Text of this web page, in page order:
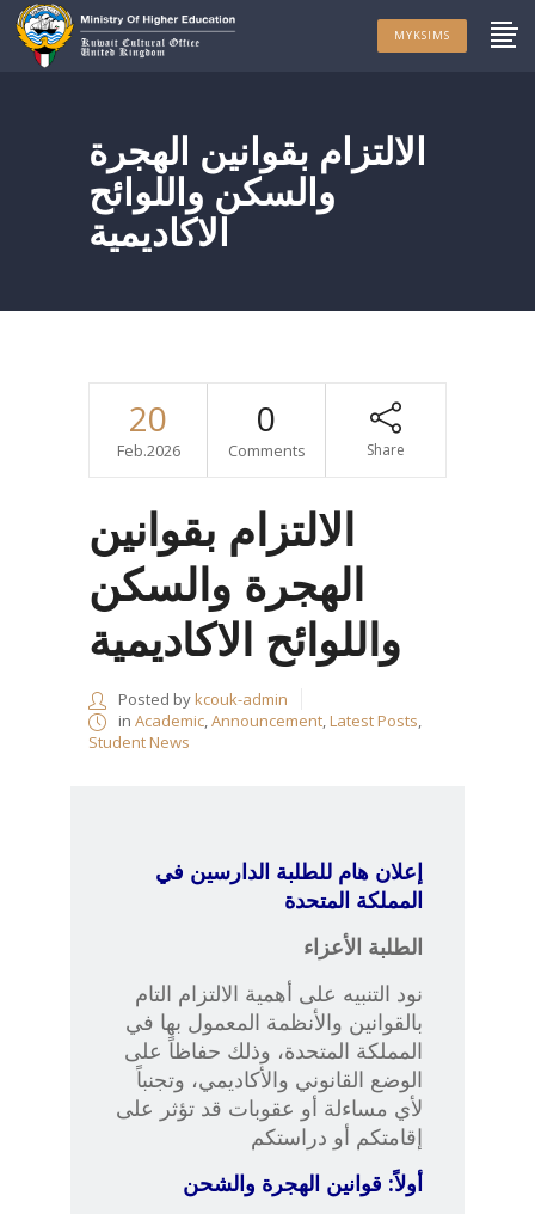
MYKSIMS
الالتزام بقوانين الهجرة
والسكن واللوائح
الاكاديمية
20
Feb.2026
0
Comments Share
الالتزام بقوانين
الهجرة والسكن
واللوائح الاكاديمية
Posted bykcouk-admin
in Academic,Announcement,Latest Posts,
Student News
إعلان هام للطلبة الدارسين في
المملكة المتحدة
الطلبة الأعزاء
نود التنبيه على أهمية الالتزام التام
بالقوانين والأنظمة المعمول بها في
المملكة المتحدة، وذلك حفاظاً على
الوضع القانوني والأكاديمي، وتجنباً
لأي مساءلة أو عقوبات قد تؤثر على
إقامتكم أو دراستكم
أولاً: قوانين الهجرة والشحن